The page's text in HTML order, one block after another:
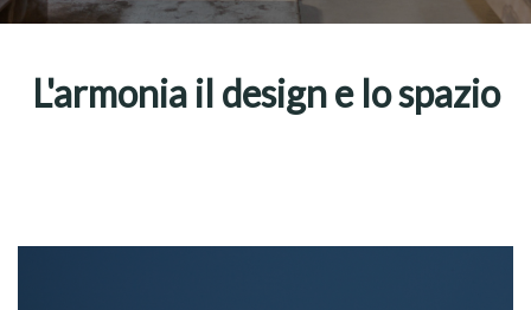
L'armonia il design e lo spazio